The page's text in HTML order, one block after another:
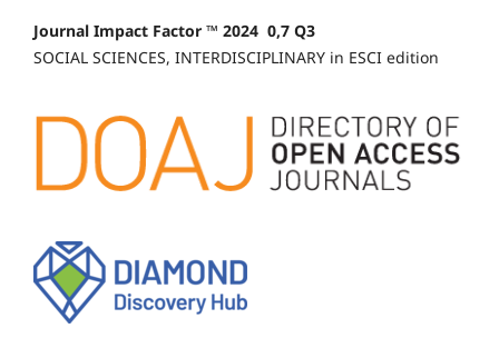
Journal Impact Factor ™ 2024 0,7 Q3
SOCIAL SCIENCES, INTERDISCIPLINARY in ESCI edition